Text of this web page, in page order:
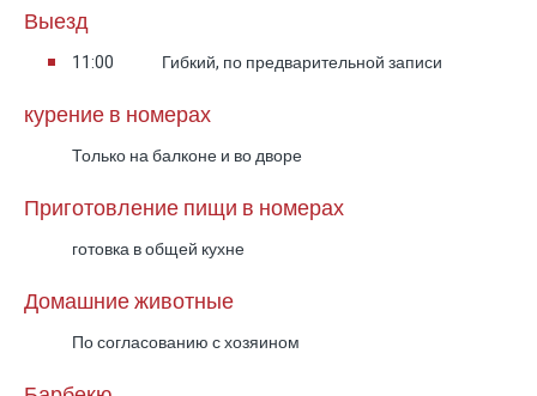
Выезд
11:00 Гибкий, по предварительной записи
курение в номерах
Только на балконе и во дворе
Приготовление пищи в номерах
готовка в общей кухне
Домашние животные
По согласованию с хозяином